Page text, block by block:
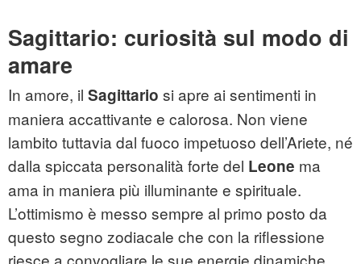
Sagittario: curiosità sul modo di
amare
In amore, il Sagittario si apre ai sentimenti in
maniera accattivante e calorosa. Non viene
lambito tuttavia dal fuoco impetuoso dell’Ariete, né
dalla spiccata personalità forte del Leone ma
ama in maniera più illuminante e spirituale.
L’ottimismo è messo sempre al primo posto da
questo segno zodiacale che con la riflessione